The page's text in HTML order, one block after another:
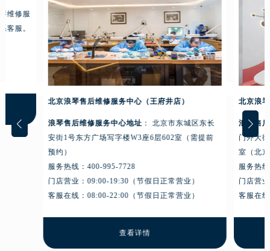
安徽省亳州市谯城区魏武大道浪琴售后服务中心（需提前预约）
安徽省池州市贵池区长江路浪琴售后服务中心（需提前预约）
安徽省滁州市琅琊区南谯北路浪琴售后服务中心（需提前预约）
安徽省阜阳市颍州区颍州北路浪琴售后服务中心（需提前预约）
安徽省淮北市相山区淮海路浪琴售后服务中心（需提前预约）
安徽省淮南市田家庵区国庆中路浪琴售后服务中心（需提前预约）
安徽省黄山市屯溪区黄山西路浪琴售后服务中心（需提前预约）
维修服
客服。
北京浪琴售后维修服务中心（王府井店）
浪琴售后维修服务中心地址 ： 北京市东城区东长
安街1号东方广场写字楼W3座6层602室（需提前
预约）
服务热线：400-995-7728
门店营业：09:00-19:30（节假日正常营业）
客服在线：08:00-22:00（节假日正常营业）
查看详情
北京浪
浪琴售
门外大
室（北
服务热
门店营
客服在